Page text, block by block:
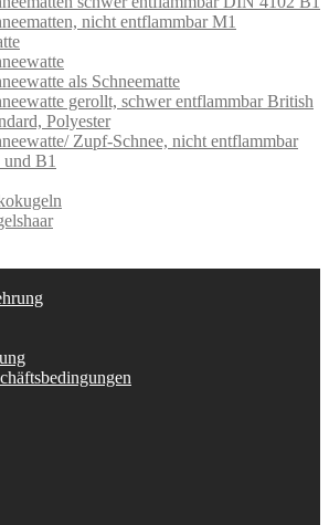
nicht entflammbar M1
als Schneematte
gerollt, schwer entflammbar British
Polyester
Zupf-Schnee, nicht entflammbar
B1